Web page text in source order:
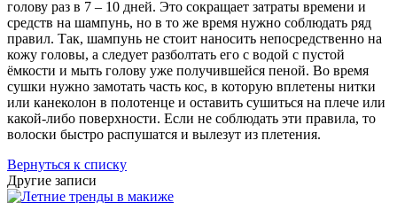
голову раз в 7 – 10 дней. Это сокращает затраты времени и
средств на шампунь, но в то же время нужно соблюдать ряд
правил. Так, шампунь не стоит наносить непосредственно на
кожу головы, а следует разболтать его с водой с пустой
ёмкости и мыть голову уже получившейся пеной. Во время
сушки нужно замотать часть кос, в которую вплетены нитки
или канеколон в полотенце и оставить сушиться на плече или
какой-либо поверхности. Если не соблюдать эти правила, то
волоски быстро распушатся и вылезут из плетения.
Вернуться к списку
Другие записи